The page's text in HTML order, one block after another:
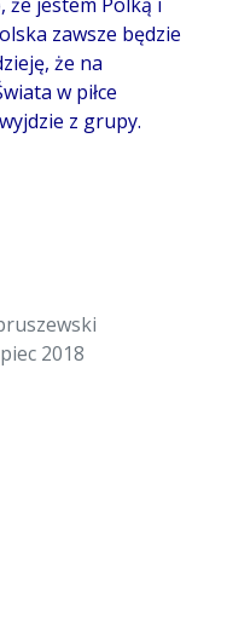
zawsze będzie
że na
w piłce
z grupy.
2018